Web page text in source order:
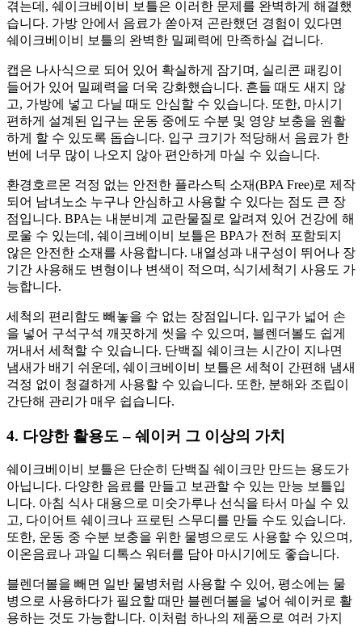
겪는데, 쉐이크베이비 보틀은 이러한 문제를 완벽하게 해결했
습니다. 가방 안에서 음료가 쏟아져 곤란했던 경험이 있다면
쉐이크베이비 보틀의 완벽한 밀폐력에 만족하실 겁니다.
캡은 나사식으로 되어 있어 확실하게 잠기며, 실리콘 패킹이
들어가 있어 밀폐력을 더욱 강화했습니다. 흔들 때도 새지 않
고, 가방에 넣고 다닐 때도 안심할 수 있습니다. 또한, 마시기
편하게 설계된 입구는 운동 중에도 수분 및 영양 보충을 원활
하게 할 수 있도록 돕습니다. 입구 크기가 적당해서 음료가 한
번에 너무 많이 나오지 않아 편안하게 마실 수 있습니다.
환경호르몬 걱정 없는 안전한 플라스틱 소재(BPA Free)로 제작
되어 남녀노소 누구나 안심하고 사용할 수 있다는 점도 큰 장
점입니다. BPA는 내분비계 교란물질로 알려져 있어 건강에 해
로울 수 있는데, 쉐이크베이비 보틀은 BPA가 전혀 포함되지
않은 안전한 소재를 사용합니다. 내열성과 내구성이 뛰어나 장
기간 사용해도 변형이나 변색이 적으며, 식기세척기 사용도 가
능합니다.
세척의 편리함도 빼놓을 수 없는 장점입니다. 입구가 넓어 손
을 넣어 구석구석 깨끗하게 씻을 수 있으며, 블렌더볼도 쉽게
꺼내서 세척할 수 있습니다. 단백질 쉐이크는 시간이 지나면
냄새가 배기 쉬운데, 쉐이크베이비 보틀은 세척이 간편해 냄새
걱정 없이 청결하게 사용할 수 있습니다. 또한, 분해와 조립이
간단해 관리가 매우 쉽습니다.
4. 다양한 활용도 – 쉐이커 그 이상의 가치
쉐이크베이비 보틀은 단순히 단백질 쉐이크만 만드는 용도가
아닙니다. 다양한 음료를 만들고 보관할 수 있는 만능 보틀입
니다. 아침 식사 대용으로 미숫가루나 선식을 타서 마실 수 있
고, 다이어트 쉐이크나 프로틴 스무디를 만들 수도 있습니다.
또한, 운동 중 수분 보충을 위한 물병으로도 사용할 수 있으며,
이온음료나 과일 디톡스 워터를 담아 마시기에도 좋습니다.
블렌더볼을 빼면 일반 물병처럼 사용할 수 있어, 평소에는 물
병으로 사용하다가 필요할 때만 블렌더볼을 넣어 쉐이커로 활
용하는 것도 가능합니다. 이처럼 하나의 제품으로 여러 가지